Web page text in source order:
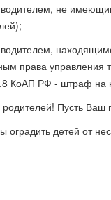
не
права управления
КоАП РФ - штраф на
Пусть
детей от